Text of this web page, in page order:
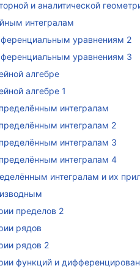
и аналитической
интегралам
уравнениям 2
уравнениям 3
алгебре
алгебре 1
интегралам
интегралам 2
интегралам 3
интегралам 4
интегралам и их
пределов 2
рядов
рядов 2
функций и